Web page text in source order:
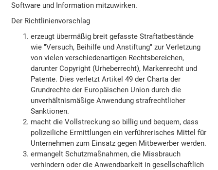
Software und Information mitzuwirken.
Der Richtlinienvorschlag
erzeugt übermäßig breit gefasste Straftatbestände
wie "Versuch, Beihilfe und Anstiftung" zur Verletzung
von vielen verschiedenartigen Rechtsbereichen,
darunter Copyright (Urheberrecht), Markenrecht und
Patente. Dies verletzt Artikel 49 der Charta der
Grundrechte der Europäischen Union durch die
unverhältnismäßige Anwendung strafrechtlicher
Sanktionen.
macht die Vollstreckung so billig und bequem, dass
polizeiliche Ermittlungen ein verführerisches Mittel für
Unternehmen zum Einsatz gegen Mitbewerber werden.
ermangelt Schutzmaßnahmen, die Missbrauch
verhindern oder die Anwendbarkeit in gesellschaftlich